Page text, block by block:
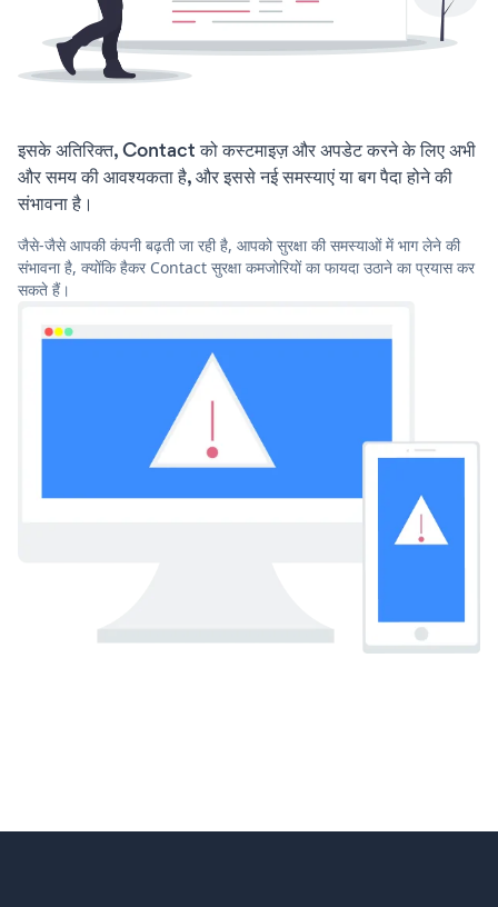
इसके अतिरिक्त, Contact को कस्टमाइज़ और अपडेट करने के लिए अभी
और समय की आवश्यकता है, और इससे नई समस्याएं या बग पैदा होने की
संभावना है।
जैसे-जैसे आपकी कंपनी बढ़ती जा रही है, आपको सुरक्षा की समस्याओं में भाग लेने की
संभावना है, क्योंकि हैकर Contact सुरक्षा कमजोरियों का फायदा उठाने का प्रयास कर
सकते हैं।